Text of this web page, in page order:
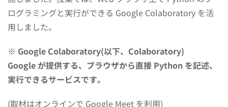
ログラミングと実行ができる Google Colaboratory を活
用しました。
※ Google Colaboratory(以下、Colaboratory)
Google が提供する、ブラウザから直接 Python を記述、
実行できるサービスです。
(取材はオンラインで Google Meet を利用)